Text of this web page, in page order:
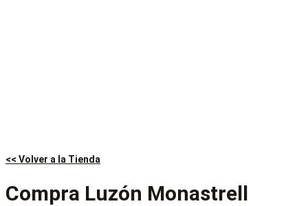
<< Volver a la Tienda
Compra Luzón Monastrell